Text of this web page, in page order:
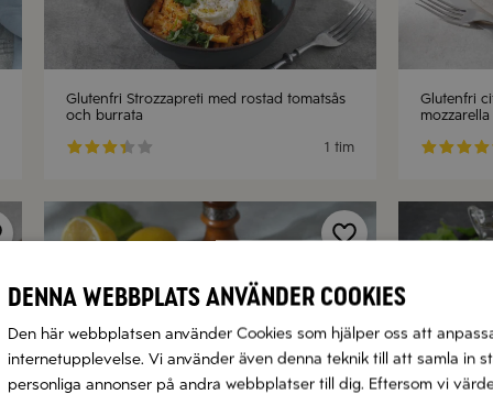
Glutenfri Strozzapreti med rostad tomatsås
och burrata
1 tim
Glutenfri
Denna webbplats använder cookies
Den här webbplatsen använder Cookies som hjälper oss att
internetupplevelse. Vi använder även denna teknik till att samla in
personliga annonser på andra webbplatser till dig. Eftersom vi